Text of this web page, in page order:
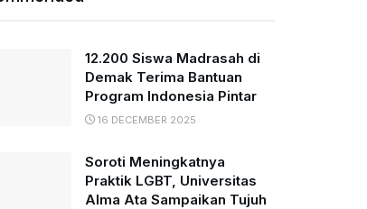
12.200 Siswa Madrasah di
Demak Terima Bantuan
Program Indonesia Pintar
16 DECEMBER 2025
Soroti Meningkatnya
Praktik LGBT, Universitas
Alma Ata Sampaikan Tujuh